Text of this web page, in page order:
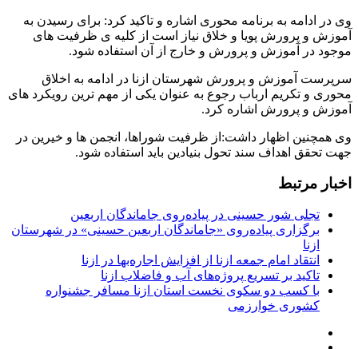
وی در ادامه به برنامه محوری اشاره و تاکید کرد: برای رسیدن به
آموزش و پرورش پویا و خلاق نیاز است از کلیه ی ظرفیت های
موجود در آموزش و پرورش و خارج از آن استفاده شود.
سرپرست آموزش و پرورش شهرستان ازنا در ادامه به اخلاق
محوری و تکریم ارباب رجوع به عنوان یکی از مهم ترین رویکرد های
آموزش و پرورش اشاره کرد.
وی همچنین اظهار داشت:از ظرفیت شوراها، انجمن ها و خیرین در
جهت تحقق اهداف سند تحول بنیادین باید استفاده شود.
اخبار مرتبط
تجلی شور حسینی در پیاده‌روی جاماندگان اربعین
برگزاری پیاده‌روی «جاماندگان اربعین حسینی» در شهرستان
ازنا
انتقاد امام جمعه ازنا از افزایش اجاره‌بها در ازنا
تاکید بر تسریع پروژه‌های آب و فاضلاب ازنا
با کسب دو سکوی نخست استان ازنا مسافر جشنواره
کشوری خوارزمی